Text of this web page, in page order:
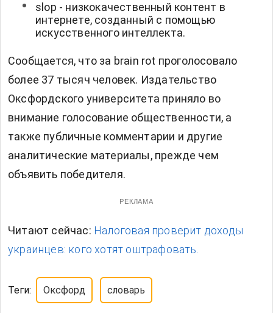
slop - низкокачественный контент в
интернете, созданный с помощью
искусственного интеллекта.
Сообщается, что за brain rot проголосовало
более 37 тысяч человек. Издательство
Оксфордского университета приняло во
внимание голосование общественности, а
также публичные комментарии и другие
аналитические материалы, прежде чем
объявить победителя.
РЕКЛАМА
Читают сейчас: Налоговая проверит доходы
украинцев: кого хотят оштрафовать.
Теги: Оксфорд словарь